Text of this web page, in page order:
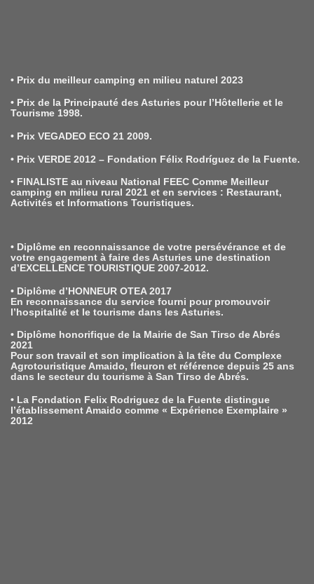
• Prix du meilleur camping en milieu naturel 2023
• Prix de la Principauté des Asturies pour l’Hôtellerie et le
Tourisme 1998.
• Prix VEGADEO ECO 21 2009.
• Prix VERDE 2012 – Fondation Félix Rodríguez de la Fuente.
• FINALISTE au niveau National FEEC Comme Meilleur
camping en milieu rural 2021 et en services : Restaurant,
Activités et Informations Touristiques.
• Diplôme en reconnaissance de votre persévérance et de
votre engagement à faire des Asturies une destination
d’EXCELLENCE TOURISTIQUE 2007-2012.
• Diplôme d’HONNEUR OTEA 2017
En reconnaissance du service fourni pour promouvoir
l’hospitalité et le tourisme dans les Asturies.
• Diplôme honorifique de la Mairie de San Tirso de Abrés
2021
Pour son travail et son implication à la tête du Complexe
Agrotouristique Amaido, fleuron et référence depuis 25 ans
dans le secteur du tourisme à San Tirso de Abrés.
• La Fondation Felix Rodriguez de la Fuente distingue
l’établissement Amaido comme « Expérience Exemplaire »
2012